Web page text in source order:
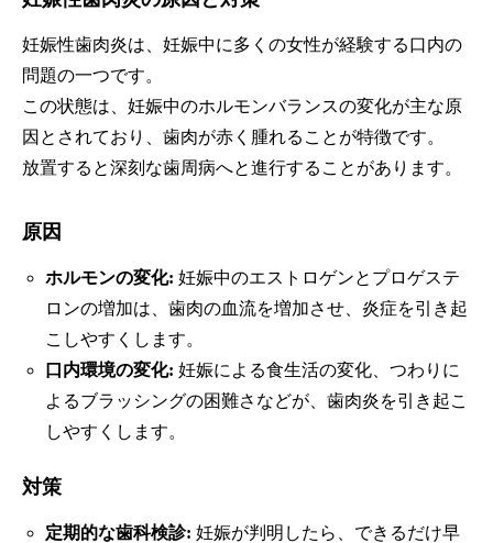
妊娠性歯肉炎は、妊娠中に多くの女性が経験する口内の
問題の一つです。
この状態は、妊娠中のホルモンバランスの変化が主な原
因とされており、歯肉が赤く腫れることが特徴です。
放置すると深刻な歯周病へと進行することがあります。
原因
ホルモンの変化: 妊娠中のエストロゲンとプロゲステ
ロンの増加は、歯肉の血流を増加させ、炎症を引き起
こしやすくします。
口内環境の変化: 妊娠による食生活の変化、つわりに
よるブラッシングの困難さなどが、歯肉炎を引き起こ
しやすくします。
対策
定期的な歯科検診: 妊娠が判明したら、できるだけ早